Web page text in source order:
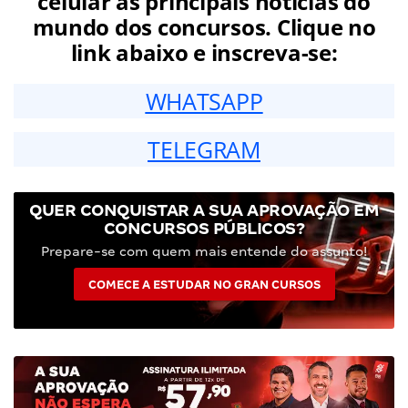
mundo dos concursos. Clique no
link abaixo e inscreva-se:
WHATSAPP
TELEGRAM
QUER CONQUISTAR A SUA APROVAÇÃO EM
CONCURSOS PÚBLICOS?
Prepare-se com quem mais entende do assunto!
COMECE A ESTUDAR NO GRAN CURSOS